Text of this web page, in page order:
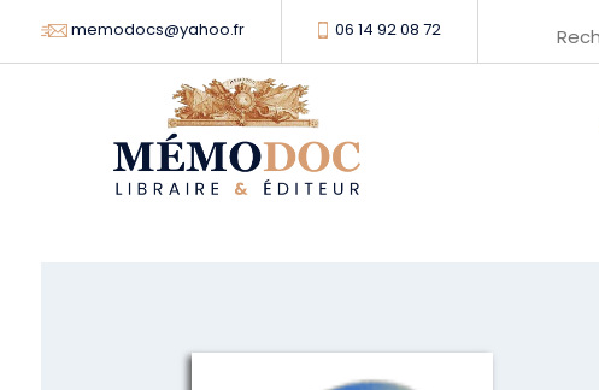
memodocs@yahoo.fr 06 14 92 08 72